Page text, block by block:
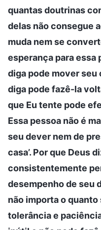
quantas doutrinas
delas não consegue
muda nem se
esperança para essa
diga pode mover seu
diga pode fazê-la
que Eu tente pode
Essa pessoa não é
seu dever nem de
casa’. Por que Deus
consistentemente
desempenho de seu
não importa o quanto
tolerância e